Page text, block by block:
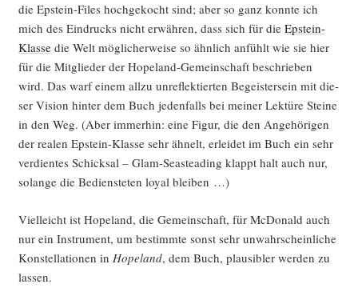
die Epstein-Files hoch­ge­kocht sind; aber so ganz konn­te ich
mich des Ein­drucks nicht erwäh­ren, dass sich für die Epstein-
Klas­sedie Welt mög­li­cher­wei­se so ähn­lich anfühlt wie sie hier
für die Mit­glie­der der Hope­land-Gemein­schaft beschrie­ben
wird. Das warf einem all­zu unre­flek­tier­ten Begeis­ter­sein mit die­
ser Visi­on hin­ter dem Buch jeden­falls bei mei­ner Lek­tü­re Stei­ne
in den Weg. (Aber immer­hin: eine Figur, die den Ange­hö­ri­gen
der rea­len Epstein-Klas­se sehr ähnelt, erlei­det im Buch ein sehr
ver­dien­tes Schick­sal – Glam-Seas­te­a­ding klappt halt auch nur,
solan­ge die Bediens­te­ten loy­al bleiben …)
Viel­leicht ist Hope­land, die Gemein­schaft, für McDo­nald auch
nur ein Instru­ment, um bestimm­te sonst sehr unwahr­schein­li­che
Kon­stel­la­tio­nen in Hope­land, dem Buch, plau­si­bler wer­den zu
lassen.